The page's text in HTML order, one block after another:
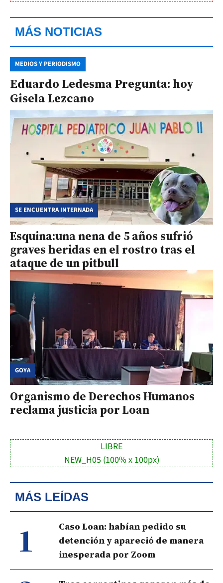
MÁS NOTICIAS
MEDIOS Y PERIODISMO
Eduardo Ledesma Pregunta: hoy
Gisela Lezcano
SE ENCUENTRA INTERNADA
Esquina:una nena de 5 años sufrió
graves heridas en el rostro tras el
ataque de un pitbull
GOYA
Organismo de Derechos Humanos
reclama justicia por Loan
LIBRE
NEW_H05 (100% x 100px)
MÁS LEÍDAS
1
Caso Loan: habían pedido su
detención y apareció de manera
inesperada por Zoom